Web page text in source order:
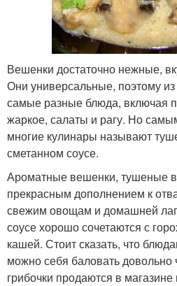
Вешенки достаточно нежные,
Они универсальные, поэтому
самые разные блюда, включая
жаркое, салаты и рагу. Но
многие кулинары называют
сметанном соусе.
Ароматные вешенки, тушеные
прекрасным дополнением к
свежим овощам и домашней
соусе хорошо сочетаются с
кашей. Стоит сказать, что
можно себя баловать довольно
грибочки продаются в